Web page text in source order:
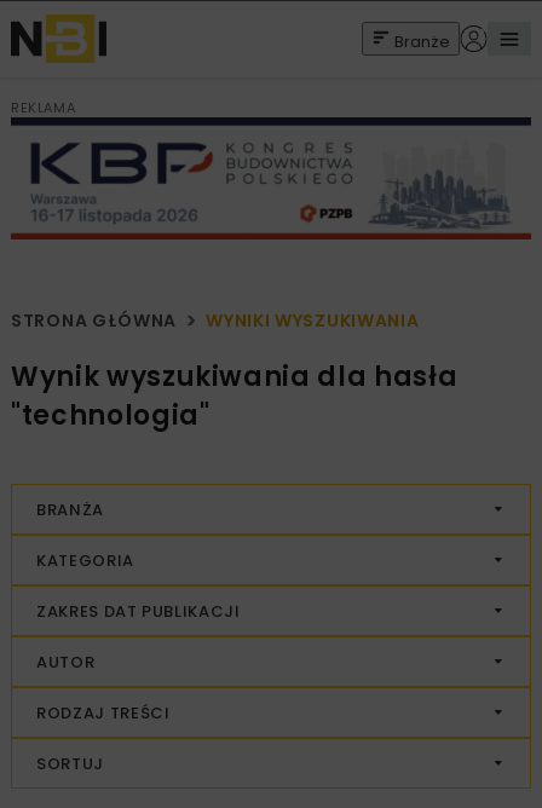
Branże
REKLAMA
STRONA GŁÓWNA WYNIKI WYSZUKIWANIA
Wynik wyszukiwania dla hasła
"technologia"
BRANŻA
KATEGORIA
ZAKRES DAT PUBLIKACJI
AUTOR
RODZAJ TREŚCI
SORTUJ